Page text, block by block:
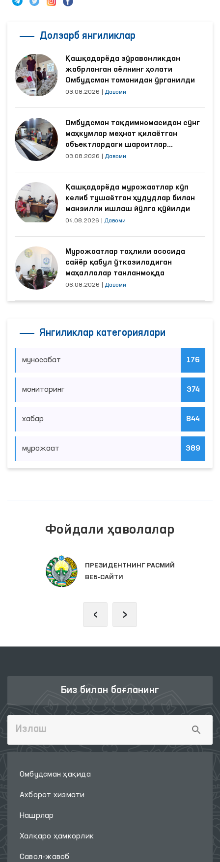
Долзарб янгиликлар
Қашқадарёда зўравонликдан
жабрланган аёлнинг ҳолати
Омбудсман томонидан ўрганилди
03.08.2026 Давоми
Омбудсман тақдимномасидан сўнг
маҳкумлар меҳнат қилаётган
объектлардаги шароитлар
яхшиланди
03.08.2026 Давоми
Қашқадарёда мурожаатлар кўп
келиб тушаётган ҳудудлар билан
манзилли ишлаш йўлга қўйилди
04.08.2026 Давоми
Мурожаатлар таҳлили асосида
сайёр қабул ўтказиладиган
маҳаллалар танланмоқда
06.08.2026 Давоми
Янгиликлар категориялари
муносабат 176
мониторинг 374
хабар 844
мурожаат 389
Фойдали ҳаволалар
ПРЕЗИДЕНТНИНГ РАСМИЙ
ВЕБ-САЙТИ
‹ ›
Биз билан боғланинг
Омбудсман ҳақида
Ахборот хизмати
Нашрлар
Халқаро ҳамкорлик
Савол-жавоб